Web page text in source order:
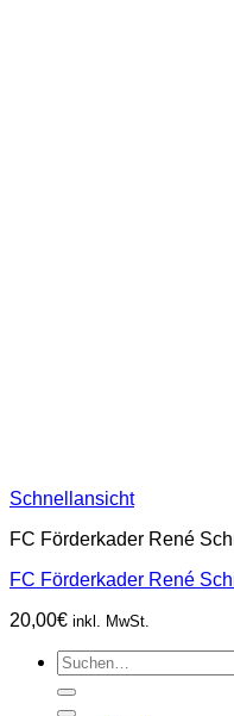
Schnellansicht
FC Förderkader René
FC Förderkader René
20,00€ inkl. MwSt.
Suchen
nach: